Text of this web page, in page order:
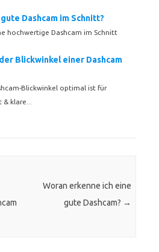
Dashcam im Schnitt?
hochwertige Dashcam im Schnitt
Blickwinkel einer Dashcam
Blickwinkel optimal ist für
klare...
Woran erkenne ich eine
gute Dashcam? →